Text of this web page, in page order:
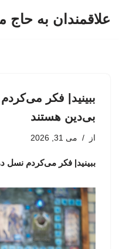
علاقمندان به
بی‌دین هستند
از می 31, 2026
ببینید| فکر می‌کردم نسل دهه ۷۰ و ۸۰ بی‌دین